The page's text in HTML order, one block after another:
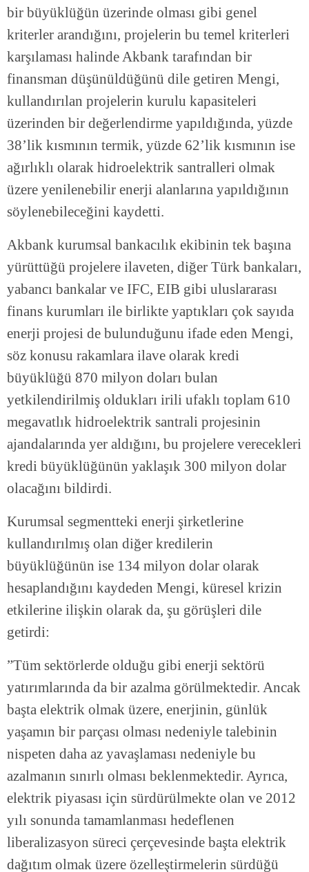
bir büyüklüğün üzerinde olması gibi genel
kriterler arandığını, projelerin bu temel kriterleri
karşılaması halinde Akbank tarafından bir
finansman düşünüldüğünü dile getiren Mengi,
kullandırılan projelerin kurulu kapasiteleri
üzerinden bir değerlendirme yapıldığında, yüzde
38’lik kısmının termik, yüzde 62’lik kısmının ise
ağırlıklı olarak hidroelektrik santralleri olmak
üzere yenilenebilir enerji alanlarına yapıldığının
söylenebileceğini kaydetti.
Akbank kurumsal bankacılık ekibinin tek başına
yürüttüğü projelere ilaveten, diğer Türk bankaları,
yabancı bankalar ve IFC, EIB gibi uluslararası
finans kurumları ile birlikte yaptıkları çok sayıda
enerji projesi de bulunduğunu ifade eden Mengi,
söz konusu rakamlara ilave olarak kredi
büyüklüğü 870 milyon doları bulan
yetkilendirilmiş oldukları irili ufaklı toplam 610
megavatlık hidroelektrik santrali projesinin
ajandalarında yer aldığını, bu projelere verecekleri
kredi büyüklüğünün yaklaşık 300 milyon dolar
olacağını bildirdi.
Kurumsal segmentteki enerji şirketlerine
kullandırılmış olan diğer kredilerin
büyüklüğünün ise 134 milyon dolar olarak
hesaplandığını kaydeden Mengi, küresel krizin
etkilerine ilişkin olarak da, şu görüşleri dile
getirdi:
”Tüm sektörlerde olduğu gibi enerji sektörü
yatırımlarında da bir azalma görülmektedir. Ancak
başta elektrik olmak üzere, enerjinin, günlük
yaşamın bir parçası olması nedeniyle talebinin
nispeten daha az yavaşlaması nedeniyle bu
azalmanın sınırlı olması beklenmektedir. Ayrıca,
elektrik piyasası için sürdürülmekte olan ve 2012
yılı sonunda tamamlanması hedeflenen
liberalizasyon süreci çerçevesinde başta elektrik
dağıtım olmak üzere özelleştirmelerin sürdüğü